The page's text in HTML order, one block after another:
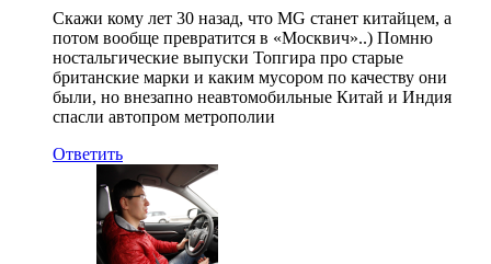
Скажи кому лет 30 назад, что МG станет китайцем, а
потом вообще превратится в «Москвич»..) Помню
ностальгические выпуски Топгира про старые
британские марки и каким мусором по качеству они
были, но внезапно неавтомобильные Китай и Индия
спасли автопром метрополии
Ответить